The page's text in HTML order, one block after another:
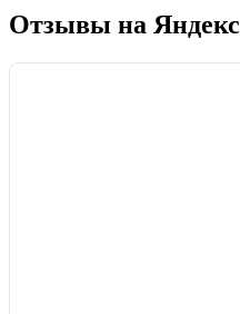
Отзывы на Яндекс